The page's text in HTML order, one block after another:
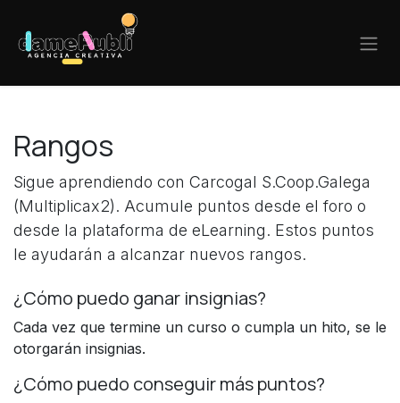
Rangos
Sigue aprendiendo con Carcogal S.Coop.Galega
(Multiplicax2). Acumule puntos desde el foro o
desde la plataforma de eLearning. Estos puntos
le ayudarán a alcanzar nuevos rangos.
¿Cómo puedo ganar insignias?
Cada vez que termine un curso o cumpla un hito, se le
otorgarán insignias.
¿Cómo puedo conseguir más puntos?